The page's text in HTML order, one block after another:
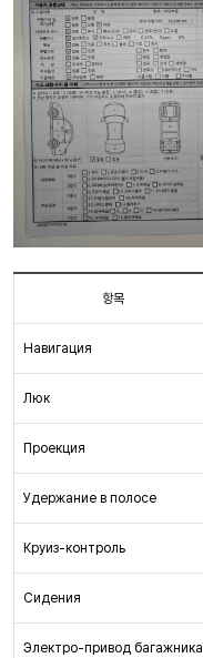
항목
Навигация
Люк
Проекция
Удержание в полосе
Круиз-контроль
Сидения
Электро-привод багажника